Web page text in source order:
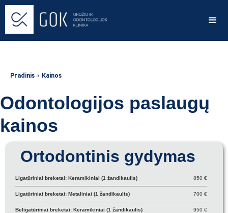
Pradinis › Kainos
Odontologijos paslaugų
kainos
Ortodontinis gydymas
Ligatūriniai breketai: Keramikiniai (1 žandikaulis) 850 €
Ligatūriniai breketai: Metaliniai (1 žandikaulis) 700 €
Beligatūriniai breketai: Keramikiniai (1 žandikaulis) 950 €